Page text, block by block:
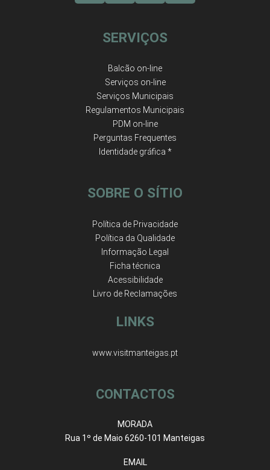
SERVIÇOS
Balcão on-line
Serviços on-line
Serviços Municipais
Regulamentos Municipais
PDM on-line
Perguntas Frequentes
Identidade gráfica *
SOBRE O SÍTIO
Política de Privacidade
Política da Qualidade
Informação Legal
Ficha técnica
Acessibilidade
Livro de Reclamações
LINKS
www.visitmanteigas.pt
CONTACTOS
MORADA
Rua 1º de Maio 6260-101 Manteigas
EMAIL